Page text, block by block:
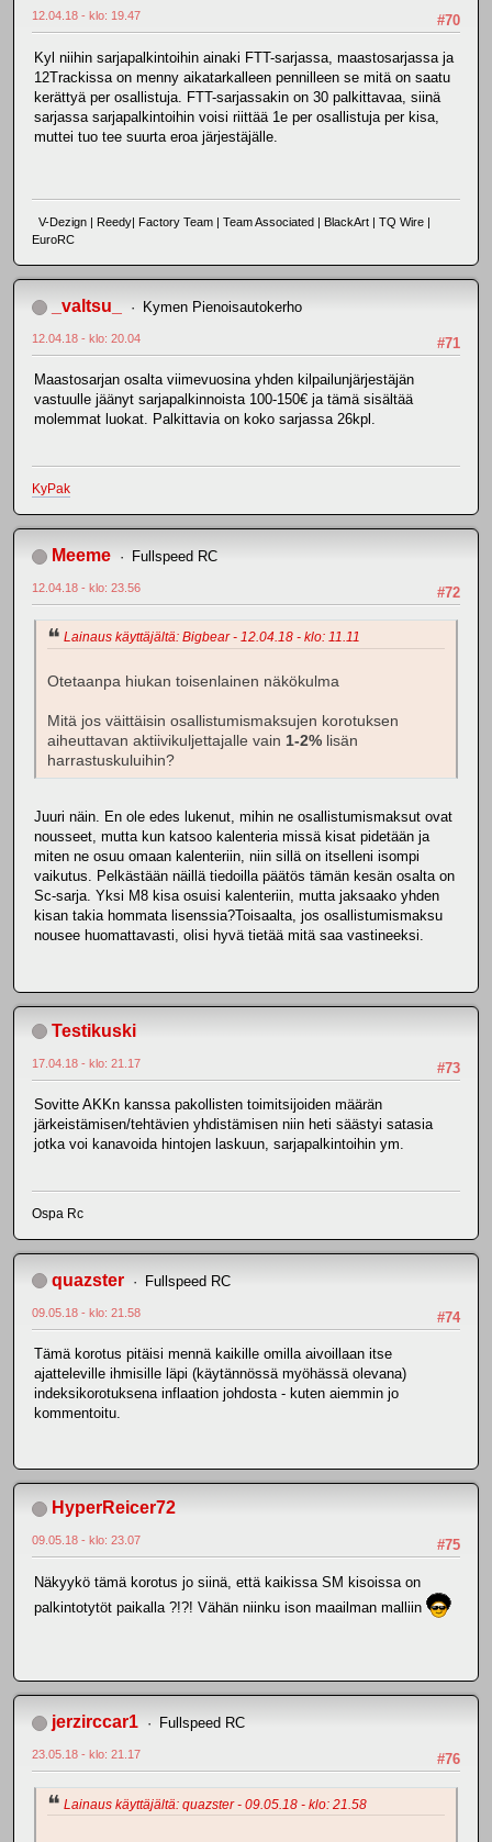
#70
12.04.18 - klo: 19.47
Kyl niihin sarjapalkintoihin ainaki FTT-sarjassa, maastosarjassa ja
12Trackissa on menny aikatarkalleen pennilleen se mitä on saatu
kerättyä per osallistuja. FTT-sarjassakin on 30 palkittavaa, siinä
sarjassa sarjapalkintoihin voisi riittää 1e per osallistuja per kisa,
muttei tuo tee suurta eroa järjestäjälle.
V-Dezign | Reedy| Factory Team | Team Associated | BlackArt | TQ Wire |
EuroRC
_valtsu_ Kymen Pienoisautokerho
#71
12.04.18 - klo: 20.04
Maastosarjan osalta viimevuosina yhden kilpailunjärjestäjän
vastuulle jäänyt sarjapalkinnoista 100-150€ ja tämä sisältää
molemmat luokat. Palkittavia on koko sarjassa 26kpl.
KyPak
Meeme Fullspeed RC
#72
12.04.18 - klo: 23.56
Lainaus käyttäjältä: Bigbear - 12.04.18 - klo: 11.11
Otetaanpa hiukan toisenlainen näkökulma
Mitä jos väittäisin osallistumismaksujen korotuksen
aiheuttavan aktiivikuljettajalle vain 1-2% lisän
harrastuskuluihin?
Juuri näin. En ole edes lukenut, mihin ne osallistumismaksut ovat
nousseet, mutta kun katsoo kalenteria missä kisat pidetään ja
miten ne osuu omaan kalenteriin, niin sillä on itselleni isompi
vaikutus. Pelkästään näillä tiedoilla päätös tämän kesän osalta on
Sc-sarja. Yksi M8 kisa osuisi kalenteriin, mutta jaksaako yhden
kisan takia hommata lisenssia?Toisaalta, jos osallistumismaksu
nousee huomattavasti, olisi hyvä tietää mitä saa vastineeksi.
Testikuski
#73
17.04.18 - klo: 21.17
Sovitte AKKn kanssa pakollisten toimitsijoiden määrän
järkeistämisen/tehtävien yhdistämisen niin heti säästyi satasia
jotka voi kanavoida hintojen laskuun, sarjapalkintoihin ym.
Ospa Rc
quazster Fullspeed RC
#74
09.05.18 - klo: 21.58
Tämä korotus pitäisi mennä kaikille omilla aivoillaan itse
ajatteleville ihmisille läpi (käytännössä myöhässä olevana)
indeksikorotuksena inflaation johdosta - kuten aiemmin jo
kommentoitu.
HyperReicer72
#75
09.05.18 - klo: 23.07
Näkyykö tämä korotus jo siinä, että kaikissa SM kisoissa on
palkintotytöt paikalla ?!?! Vähän niinku ison maailman malliin
jerzirccar1 Fullspeed RC
#76
23.05.18 - klo: 21.17
Lainaus käyttäjältä: quazster - 09.05.18 - klo: 21.58